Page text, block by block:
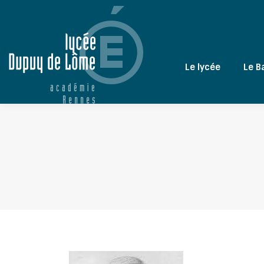
Le lycée Le